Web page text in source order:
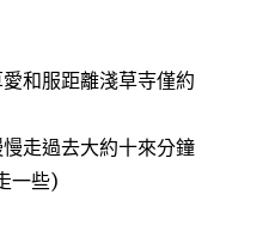
和服距離淺草寺僅約
走過去大約十來分鐘
一些)